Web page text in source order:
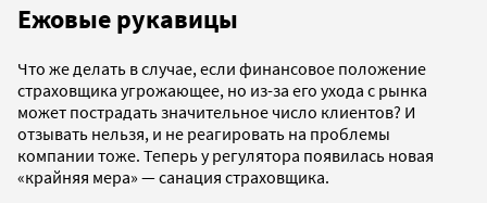
Ежовые рукавицы
Что же делать в случае, если финансовое положение
страховщика угрожающее, но из-за его ухода с рынка
может пострадать значительное число клиентов? И
отзывать нельзя, и не реагировать на проблемы
компании тоже. Теперь у регулятора появилась новая
«крайняя мера» — санация страховщика.